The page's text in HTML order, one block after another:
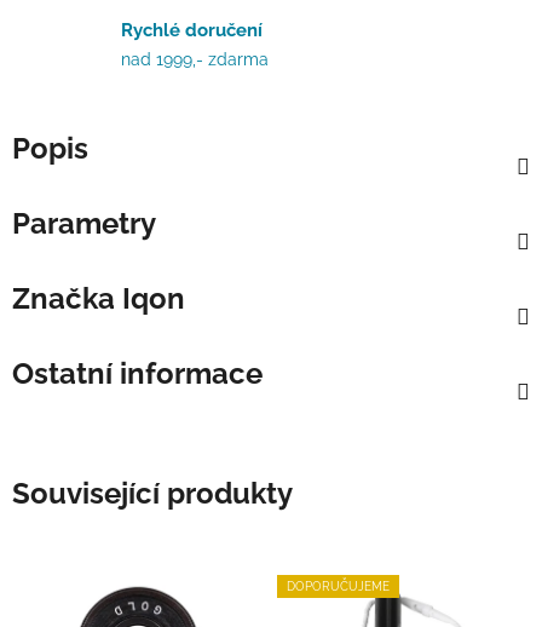
Rychlé doručení
nad 1999,- zdarma
Popis
Parametry
Značka Iqon
Ostatní informace
Související produkty
DOPORUČUJEME